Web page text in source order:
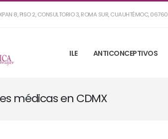
8, PISO 2, CONSULTORIO 3, ROMA SUR, CUAUHTÉMOC, 06760
ILE ANTICONCEPTIVOS
médicas en CDMX